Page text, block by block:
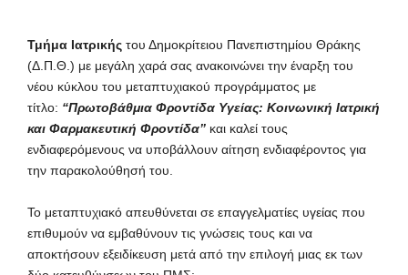
Τμήμα Ιατρικής του Δημοκρίτειου Πανεπιστημίου Θράκης
(Δ.Π.Θ.) με μεγάλη χαρά σας ανακοινώνει την έναρξη του
νέου κύκλου του μεταπτυχιακού προγράμματος με
τίτλο: “Πρωτοβάθμια Φροντίδα Υγείας: Κοινωνική Ιατρική
και Φαρμακευτική Φροντίδα” και καλεί τους
ενδιαφερόμενους να υποβάλλουν αίτηση ενδιαφέροντος για
την παρακολούθησή του.
Το μεταπτυχιακό απευθύνεται σε επαγγελματίες υγείας που
επιθυμούν να εμβαθύνουν τις γνώσεις τους και να
αποκτήσουν εξειδίκευση μετά από την επιλογή μιας εκ των